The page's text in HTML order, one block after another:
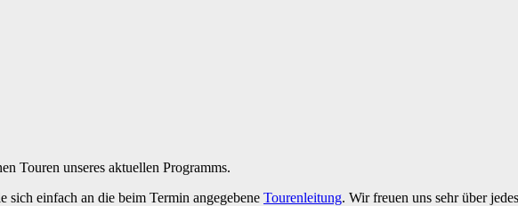
Touren unseres aktuellen Programms.
sich einfach an die beim Termin angegebene Tourenleitung. Wir freuen uns sehr über